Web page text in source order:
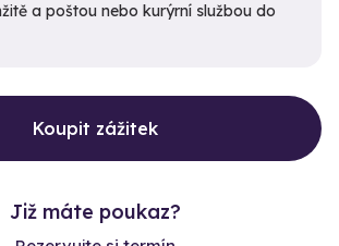
a poštou nebo kurýrní službou do
Koupit zážitek
Již máte poukaz?